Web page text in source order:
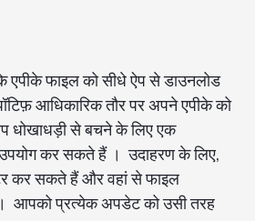
एपीके फाइल को सीधे ऐप से डाउनलोड
आधिकारिक तौर पर अपने एपीके को
धोखाधड़ी से बचने के लिए एक
उपयोग कर सकते हैं । उदाहरण के लिए,
कर सकते हैं और वहां से फाइल
आपको प्रत्येक अपडेट को उसी तरह